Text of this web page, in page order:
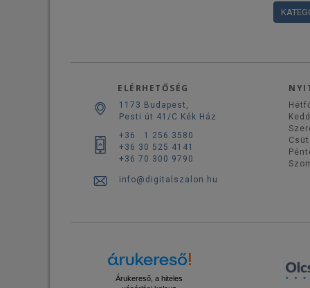
ELÉRHETŐSÉG
1173 Budapest,
Pesti út 41/C Kék Ház
+36 1 256 3580
+36 30 525 4141
+36 70 300 9790
info@digitalszalon.hu
Kedd
Árukereső, a hiteles